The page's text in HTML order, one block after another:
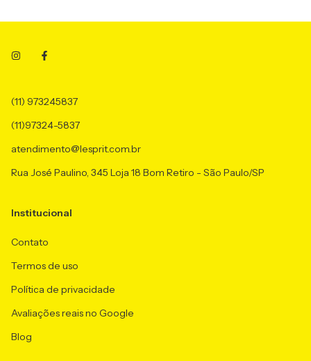
(11) 973245837
(11)97324-5837
atendimento@lesprit.com.br
Rua José Paulino, 345 Loja 18 Bom Retiro - São Paulo/SP
Institucional
Contato
Termos de uso
Política de privacidade
Avaliações reais no Google
Blog